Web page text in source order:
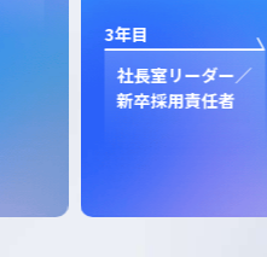
3年目
「ネットのセキュ